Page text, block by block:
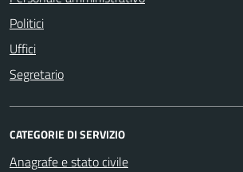
Politici
Uffici
Segretario
CATEGORIE DI SERVIZIO
Anagrafe e stato civile